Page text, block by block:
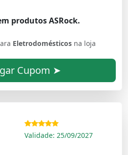
produtos ASRock.
Eletrodomésticos na loja
Cupom ➤
Validade: 25/09/2027